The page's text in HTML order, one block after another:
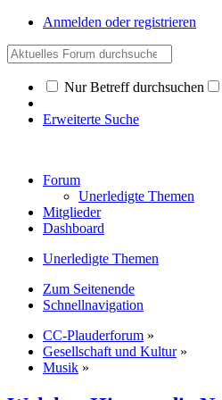
Anmelden oder registrieren
Nur Betreff durchsuchen
Erweiterte Suche
Forum
Unerledigte Themen
Mitglieder
Dashboard
Unerledigte Themen
Zum Seitenende
Schnellnavigation
CC-Plauderforum »
Gesellschaft und Kultur »
Musik »